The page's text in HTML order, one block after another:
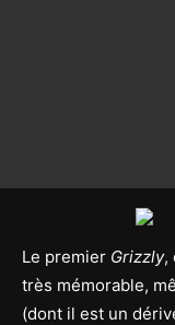
Le premier Grizzly,
très mémorable,
(dont il est un